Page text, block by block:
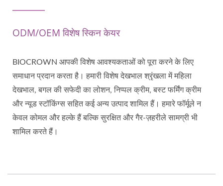
ODM/OEM विशेष स्किन केयर
BIOCROWN आपकी विशेष आवश्यकताओं को पूरा करने के लिए
समाधान प्रदान करता है। हमारी विशेष देखभाल श्रृंखला में महिला
देखभाल, बगल की सफेदी का लोशन, निप्पल क्रीम, बस्ट फर्मिंग क्रीम
और न्यूड स्टॉकिंग्स सहित कई अन्य उत्पाद शामिल हैं। हमारे फॉर्मूले न
केवल कोमल और हल्के हैं बल्कि सुरक्षित और गैर-ज़हरीले सामग्री भी
शामिल करते हैं।